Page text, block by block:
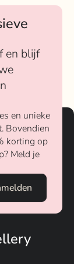
en blijf
en unieke
Bovendien
korting op
Meld je